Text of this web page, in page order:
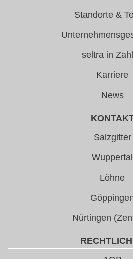
Standorte &
seltra in
Karriere
News
Salzgitter
Wuppertal
Löhne
Nürtingen